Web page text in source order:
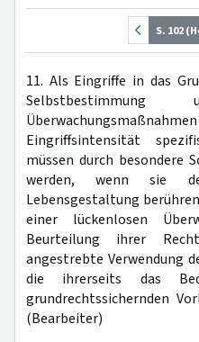
S. 102
11. Als Eingriffe in das
Selbstbestimmung
Eingriffsintensität
müssen durch besondere
werden, wenn sie
Lebensgestaltung
einer lückenlosen
Beurteilung ihrer
angestrebte Verwendung
die ihrerseits das
grundrechtssichernden
(Bearbeiter)